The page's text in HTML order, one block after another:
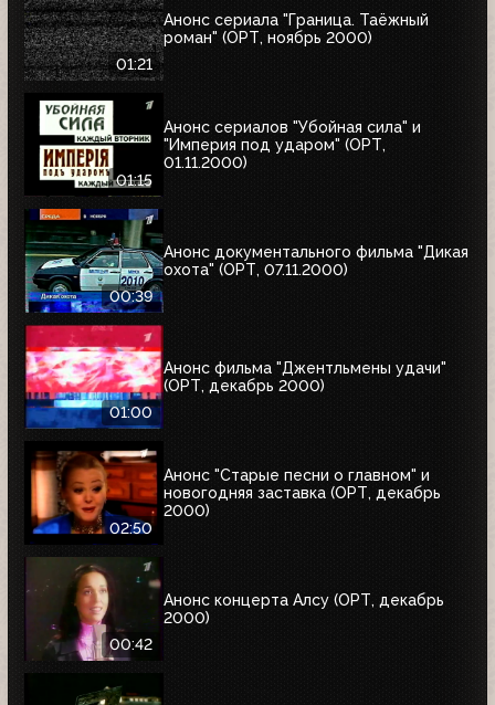
01:21
Анонс сериала "Граница. Таёжный
роман" (ОРТ, ноябрь 2000)
01:15
Анонс сериалов "Убойная сила" и
"Империя под ударом" (ОРТ,
01.11.2000)
00:39
Анонс документального фильма "Дикая
охота" (ОРТ, 07.11.2000)
01:00
Анонс фильма "Джентльмены удачи"
(ОРТ, декабрь 2000)
02:50
Анонс "Старые песни о главном" и
новогодняя заставка (ОРТ, декабрь
2000)
00:42
Анонс концерта Алсу (ОРТ, декабрь
2000)